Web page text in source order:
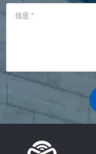
信息 *